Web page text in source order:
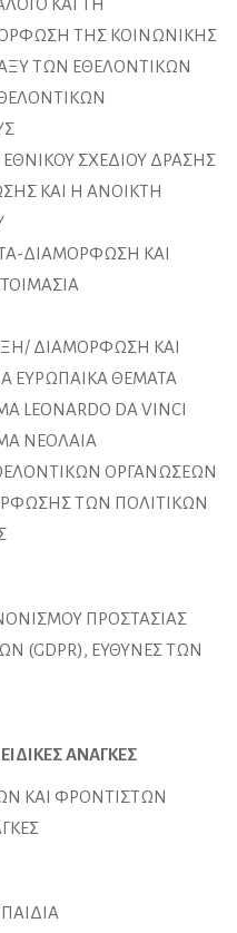
ΚΑΙ ΤΗ
ΤΗΣ ΚΟΙΝΩΝΙΚΗΣ
ΤΩΝ ΕΘΕΛΟΝΤΙΚΩΝ
ΣΧΕΔΙΟΥ ΔΡΑΣΗΣ
ΚΑΙ Η ΑΝΟΙΚΤΗ
ΔΙΑΜΟΡΦΩΣΗ ΚΑΙ
ΔΙΑΜΟΡΦΩΣΗ ΚΑΙ
ΕΥΡΩΠΑΙΚΑ ΘΕΜΑΤΑ
LEONARDO DA VINCI
ΝΕΟΛΑΙΑ
ΟΡΓΑΝΩΣΕΩΝ
ΤΩΝ ΠΟΛΙΤΙΚΩΝ
ΠΡΟΣΤΑΣΙΑΣ
(GDPR), ΕΥΘΥΝΕΣ ΤΩΝ
ΑΝΑΓΚΕΣ
ΚΑΙ ΦΡΟΝΤΙΣΤΩΝ